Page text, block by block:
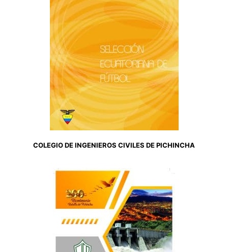
COLEGIO DE INGENIEROS CIVILES DE PICHINCHA